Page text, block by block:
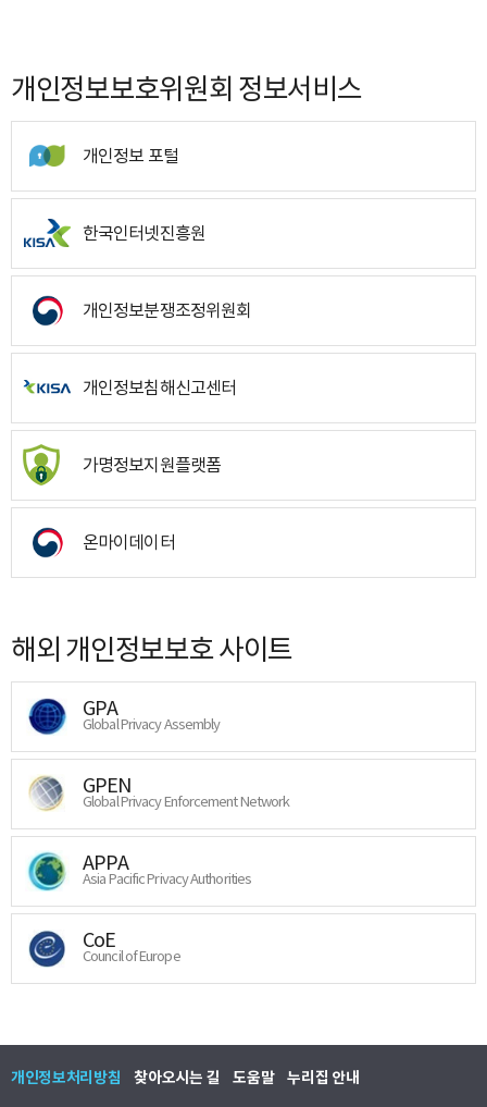
개인정보보호위원회 정보서비스
개인정보 포털
한국인터넷진흥원
개인정보분쟁조정위원회
개인정보침해신고센터
가명정보지원플랫폼
온마이데이터
해외 개인정보보호 사이트
GPA
Global Privacy Assembly
GPEN
Global Privacy Enforcement Network
APPA
Asia Pacific Privacy Authorities
CoE
Council of Europe
개인정보처리방침 찾아오시는 길 도움말 누리집 안내